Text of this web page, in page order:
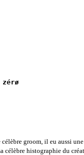
zérø
groom, il eu aussi
célèbre histographie du